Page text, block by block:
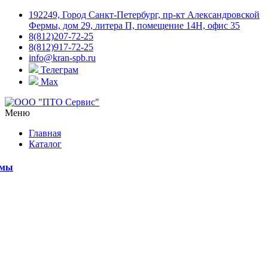
192249, Город Санкт-Петербург, пр-кт Александровской
Фермы, дом 29, литера П, помещение 14Н, офис 35
8(812)207-72-25
8(812)917-72-25
info@kran-spb.ru
Телеграм
Max
Меню
Главная
Каталог